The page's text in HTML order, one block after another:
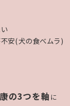
安(犬の食べムラ)
の3つを軸 に